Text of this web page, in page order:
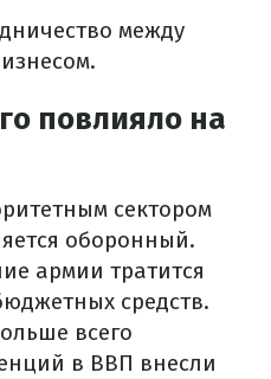
между
повлияло на
сектором
оборонный.
армии тратится
средств.
всего
в ВВП внесли